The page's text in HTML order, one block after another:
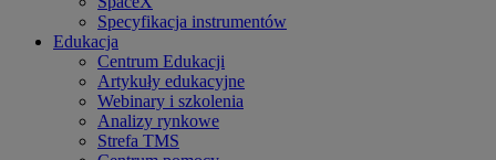
Specyfikacja instrumentów
Edukacja
Centrum Edukacji
Artykuły edukacyjne
Webinary i szkolenia
Analizy rynkowe
Strefa TMS